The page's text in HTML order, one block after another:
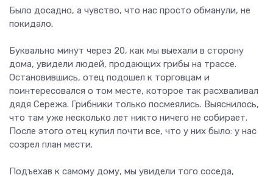
Было досадно, а чувство, что нас просто обманули, не
покидало.
Буквально минут через 20, как мы выехали в сторону
дома, увидели людей, продающих грибы на трассе.
Остановившись, отец подошел к торговцам и
поинтересовался о том месте, которое так расхваливал
дядя Сережа. Грибники только посмеялись. Выяснилось,
что там уже несколько лет никто ничего не собирает.
После этого отец купил почти все, что у них было: у нас
созрел план мести.
Подъехав к самому дому, мы увидели того соседа,